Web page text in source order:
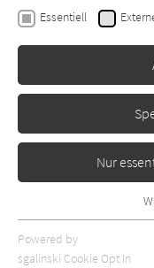
Kathleen Winter
Sein
Essentiell
Nur
Essentielle Cookies
Webseite benötigt.
Powered by
sgalinski Cookie Opt In